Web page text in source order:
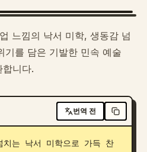
느낌의 낙서 미학, 생동감 넘
기를 담은 기발한 민속 예술
니다.
번역 전
치는 낙서 미학으로 가득 찬